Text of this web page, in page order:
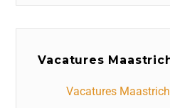
Vacatures
Vacatures